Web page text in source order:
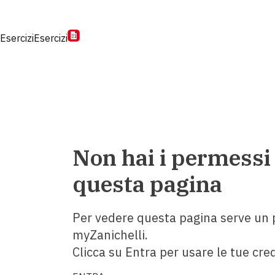
EserciziEsercizi
Non hai i
questa pagina
Per vedere questa pagina serve un
myZanichelli.
Clicca su Entra per usare le tue